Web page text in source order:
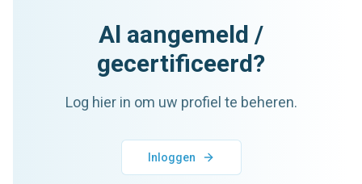
Al aangemeld /
gecertificeerd?
Log hier in om uw profiel te beheren.
Inloggen